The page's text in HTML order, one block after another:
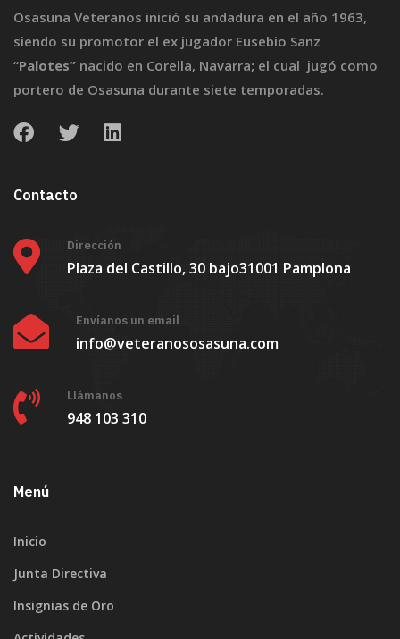
Osasuna Veteranos inició su andadura en el año 1963,
siendo su promotor el ex jugador Eusebio Sanz
“Palotes” nacido en Corella, Navarra; el cual jugó como
portero de Osasuna durante siete temporadas.
Contacto
Dirección
Plaza del Castillo, 30 bajo31001 Pamplona
Envíanos un email
info@veteranososasuna.com
Llámanos
948 103 310
Menú
Inicio
Junta Directiva
Insignias de Oro